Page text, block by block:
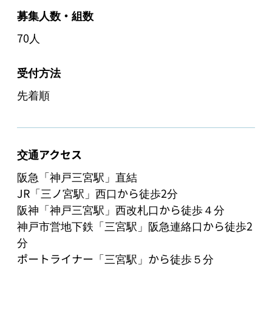
募集人数・組数
70人
受付方法
先着順
交通アクセス
阪急「神戸三宮駅」直結
JR「三ノ宮駅」西口から徒歩2分
阪神「神戸三宮駅」西改札口から徒歩４分
神戸市営地下鉄「三宮駅」阪急連絡口から徒歩2
分
ポートライナー「三宮駅」から徒歩５分